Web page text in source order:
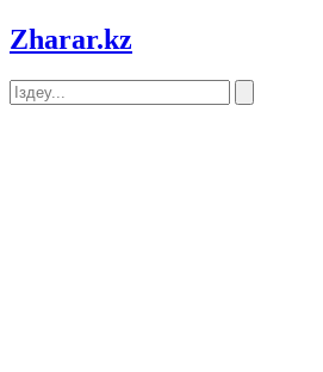
Zharar.kz